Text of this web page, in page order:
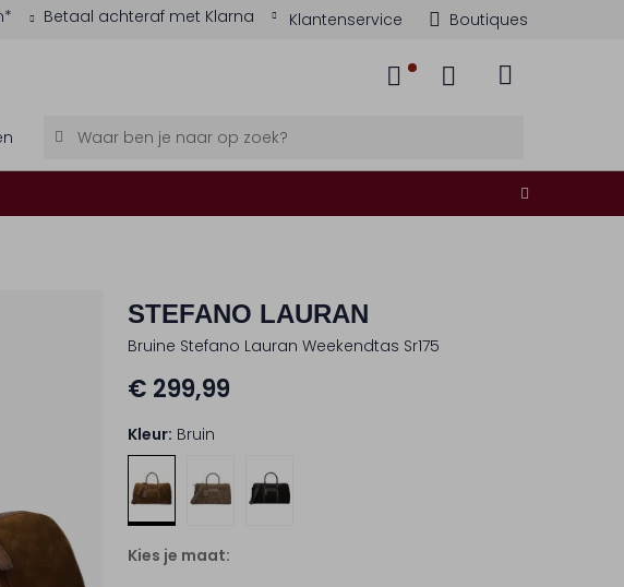
Betaal achteraf met Klarna Klantenservice Boutiques
STEFANO LAURAN
Bruine Stefano Lauran Weekendtas Sr175
€ 299,99
Kleur: Bruin
Kies je maat: